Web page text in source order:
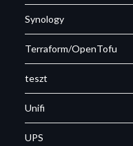
Synology
Terraform/OpenTofu
teszt
Unifi
UPS